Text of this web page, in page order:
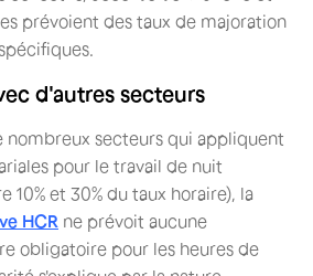
prévoient des taux de majoration
d'autres secteurs
nombreux secteurs qui appliquent
pour le travail de nuit
10% et 30% du taux horaire), la
HCR ne prévoit aucune
obligatoire pour les heures de